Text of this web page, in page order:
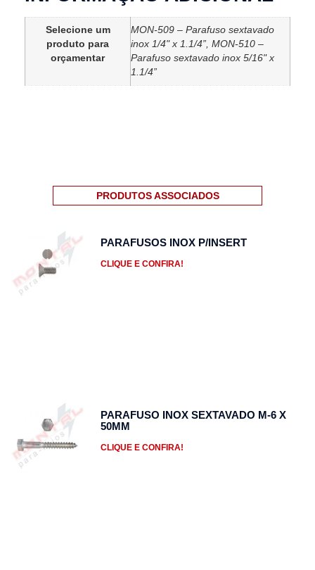
Selecione um
produto para
orçamentar
MON-509 – Parafuso sextavado
inox 1/4" x 1.1/4”, MON-510 –
Parafuso sextavado inox 5/16" x
1.1/4”
PRODUTOS ASSOCIADOS
PARAFUSOS INOX P/INSERT
CLIQUE E CONFIRA!
PARAFUSO INOX SEXTAVADO M-6 X
50MM
CLIQUE E CONFIRA!